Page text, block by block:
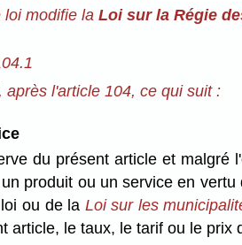
loi modifie la Loi sur la Régie
après l'article 104, ce qui suit :
du présent article et malgré
produit ou un service en
ou de la Loi sur les
article, le taux, le tarif ou le prix